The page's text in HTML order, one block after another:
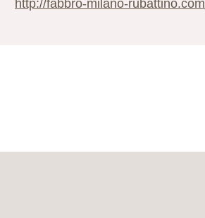
http://fabbro-milano-rubattino.com